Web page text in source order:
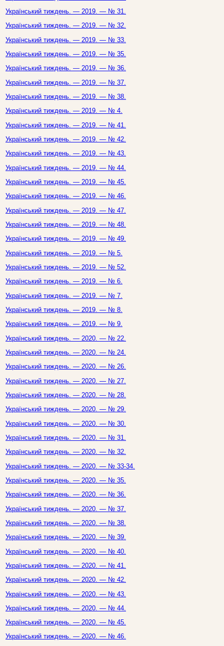
Український тиждень. — 2019. — № 31.
Український тиждень. — 2019. — № 32.
Український тиждень. — 2019. — № 33.
Український тиждень. — 2019. — № 35.
Український тиждень. — 2019. — № 36.
Український тиждень. — 2019. — № 37.
Український тиждень. — 2019. — № 38.
Український тиждень. — 2019. — № 4.
Український тиждень. — 2019. — № 41.
Український тиждень. — 2019. — № 42.
Український тиждень. — 2019. — № 43.
Український тиждень. — 2019. — № 44.
Український тиждень. — 2019. — № 45.
Український тиждень. — 2019. — № 46.
Український тиждень. — 2019. — № 47.
Український тиждень. — 2019. — № 48.
Український тиждень. — 2019. — № 49.
Український тиждень. — 2019. — № 5.
Український тиждень. — 2019. — № 52.
Український тиждень. — 2019. — № 6.
Український тиждень. — 2019. — № 7.
Український тиждень. — 2019. — № 8.
Український тиждень. — 2019. — № 9.
Український тиждень. — 2020. — № 22.
Український тиждень. — 2020. — № 24.
Український тиждень. — 2020. — № 26.
Український тиждень. — 2020. — № 27.
Український тиждень. — 2020. — № 28.
Український тиждень. — 2020. — № 29.
Український тиждень. — 2020. — № 30.
Український тиждень. — 2020. — № 31.
Український тиждень. — 2020. — № 32.
Український тиждень. — 2020. — № 33-34.
Український тиждень. — 2020. — № 35.
Український тиждень. — 2020. — № 36.
Український тиждень. — 2020. — № 37.
Український тиждень. — 2020. — № 38.
Український тиждень. — 2020. — № 39.
Український тиждень. — 2020. — № 40.
Український тиждень. — 2020. — № 41.
Український тиждень. — 2020. — № 42.
Український тиждень. — 2020. — № 43.
Український тиждень. — 2020. — № 44.
Український тиждень. — 2020. — № 45.
Український тиждень. — 2020. — № 46.